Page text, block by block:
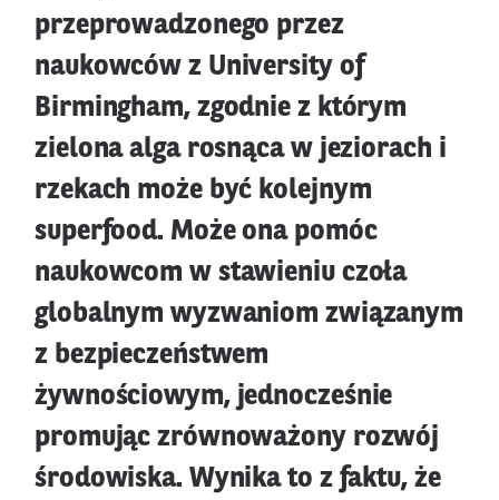
przeprowadzonego przez
naukowców z University of
Birmingham, zgodnie z którym
zielona alga rosnąca w jeziorach i
rzekach może być kolejnym
superfood. Może ona pomóc
naukowcom w stawieniu czoła
globalnym wyzwaniom związanym
z bezpieczeństwem
żywnościowym, jednocześnie
promując zrównoważony rozwój
środowiska. Wynika to z faktu, że